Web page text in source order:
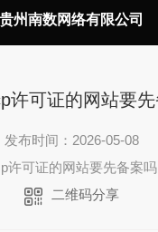
贵州南数网络有限公司
许可证的网站要先
发布时间：2026-05-08
许可证的网站要先备案吗
二维码分享